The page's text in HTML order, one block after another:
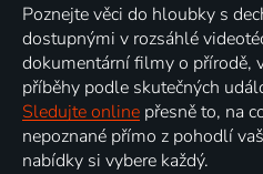
Poznejte věci do hloubky s
dostupnými v rozsáhlé
dokumentární filmy o přírodě,
příběhy podle skutečných
Sledujte online přesně to, na
nepoznané přímo z pohodlí
nabídky si vybere každý.